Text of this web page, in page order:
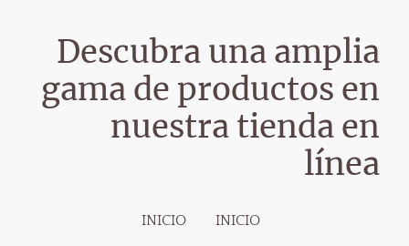
Descubra una amplia
gama de productos en
nuestra tienda en
línea
INICIO INICIO